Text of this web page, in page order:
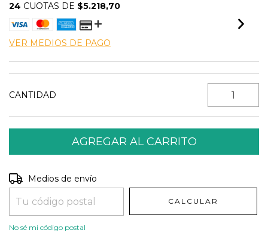
24 CUOTAS DE $5.218,70
VER MEDIOS DE PAGO
CANTIDAD
Entregas para el CP:
Medios de envío
CALCULAR
No sé mi código postal